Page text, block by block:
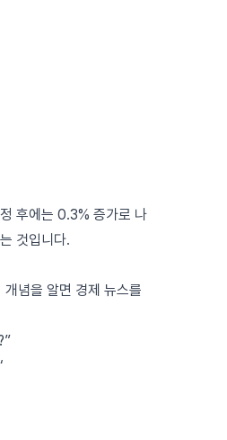
후에는 0.3% 증가로 나
것입니다.
념을 알면 경제 뉴스를